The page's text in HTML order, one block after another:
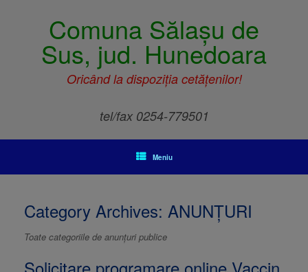
Comuna Sălașu de
Sus, jud. Hunedoara
Oricând la dispoziția cetățenilor!
tel/fax 0254-779501
Meniu
Category Archives: ANUNȚURI
Toate categoriile de anunțuri publice
Solicitare programare online Vaccin